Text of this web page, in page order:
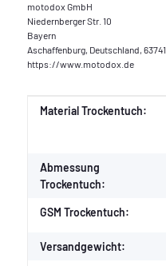
motodox GmbH
Niedernberger Str. 10
Bayern
Aschaffenburg, Deutschland, 63741
https://www.motodox.de
Produkteigenschaft
Wert
Material Trockentuch:
Abmessung
Trockentuch:
GSM Trockentuch:
Versandgewicht: